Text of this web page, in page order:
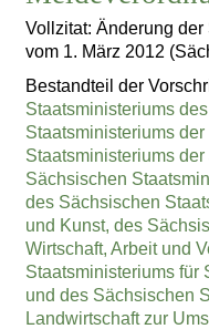
Vollzitat: Änderung
vom 1. März 2012
Bestandteil der
Staatsministeriums
Staatsministeriums
Staatsministeriums
Sächsischen
des Sächsischen
und Kunst, des
Wirtschaft, Arbeit und
Staatsministeriums für
und des Sächsischen
Landwirtschaft zur